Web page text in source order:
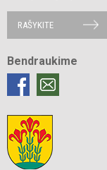
RAŠYKITE
Bendraukime